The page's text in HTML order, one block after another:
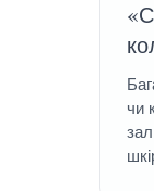
чи